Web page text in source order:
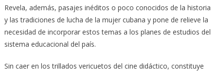
Revela, además, pasajes inéditos o poco conocidos de la historia
y las tradiciones de lucha de la mujer cubana y pone de relieve la
necesidad de incorporar estos temas a los planes de estudios del
sistema educacional del país.
Sin caer en los trillados vericuetos del cine didáctico, constituye